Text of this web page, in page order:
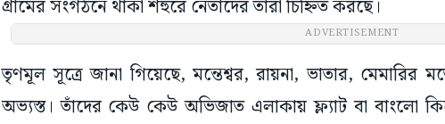
গ্রামের সংগঠনে থাকা শহুরে নেতাদের তারা চিহ্নিত করছে।
ADVERTISEMENT
তৃণমূল সূত্রে জানা গিয়েছে, মন্তেশ্বর, রায়না, ভাতার, মেমারির
অভ্যস্ত। তাঁদের কেউ কেউ অভিজাত এলাকায় ফ্ল্যাট বা বাংলো